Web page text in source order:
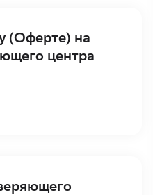
(Оферте) на
центра